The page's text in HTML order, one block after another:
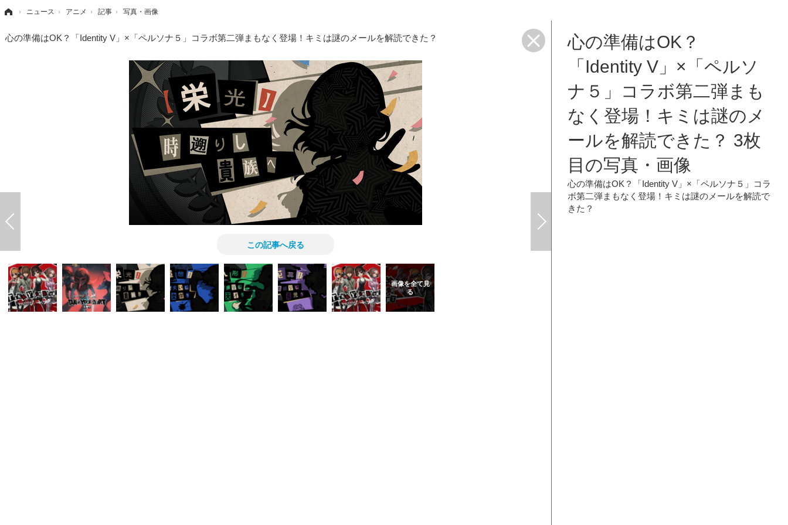
› ニュース › アニメ › 記事 › 写真・画像
心の準備はOK？「Identity V」×「ペルソナ５」コラボ第二弾まもなく登場！キミは謎のメールを解読できた？
この記事へ戻る
心の準備はOK？
「Identity V」×「ペルソ
ナ５」コラボ第二弾まも
なく登場！キミは謎のメ
ールを解読できた？ 3枚
目の写真・画像
心の準備はOK？「Identity V」×「ペルソナ５」コラ
ボ第二弾まもなく登場！キミは謎のメールを解読で
きた？